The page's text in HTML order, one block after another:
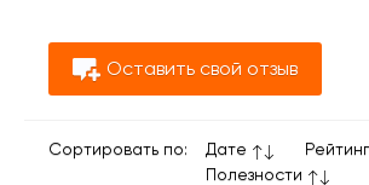
Оставить свой отзыв
Сортировать по: Дате
Полезности